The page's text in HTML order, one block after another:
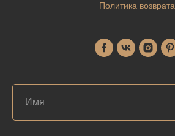
Политика возврата